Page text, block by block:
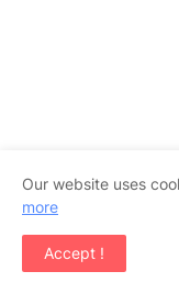
Our website uses
more
Accept !